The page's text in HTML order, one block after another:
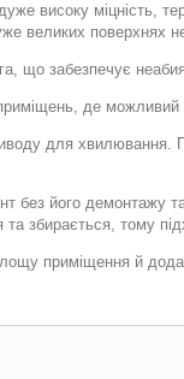
високу міцність,
великих
що забезпечує
де
для хвилювання.
без його
та збирається, тому
приміщення й